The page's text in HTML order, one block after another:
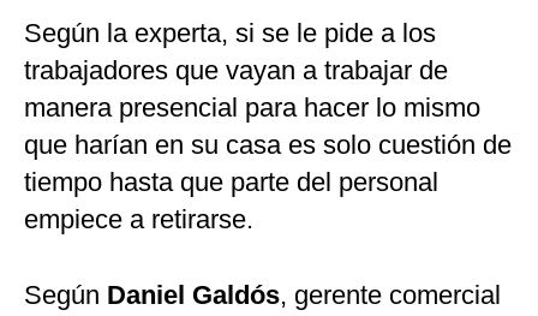
Según la experta, si se le pide a los
trabajadores que vayan a trabajar de
manera presencial para hacer lo mismo
que harían en su casa es solo cuestión de
tiempo hasta que parte del personal
empiece a retirarse.
Según Daniel Galdós, gerente comercial